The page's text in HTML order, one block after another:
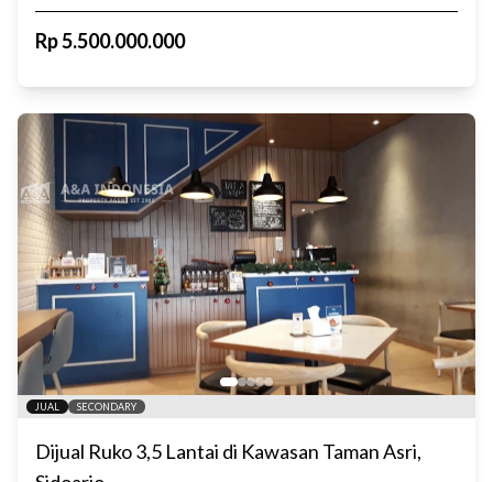
Rp5.500.000.000
JUAL SECONDARY
Dijual Ruko 3,5 Lantai di Kawasan Taman Asri,